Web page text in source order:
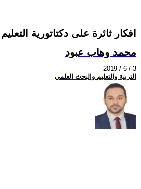
افكار ثائرة على دكتاتورية التعليم
محمد وهاب عبود
2019 / 6 / 3
التربية والتعليم والبحث العلمي